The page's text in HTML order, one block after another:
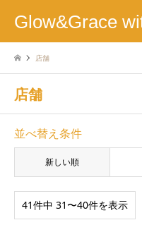
Glow&Grace
店舗
店舗
並べ替え条件
新しい順
41件中 31〜40件を表示